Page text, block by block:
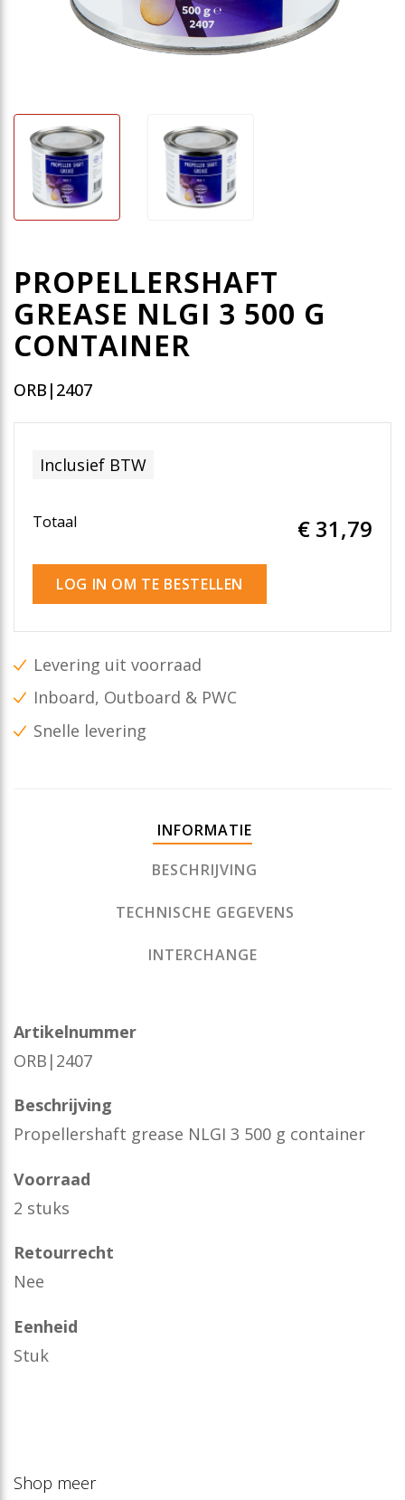
PROPELLERSHAFT
GREASE NLGI 3 500 G
CONTAINER
ORB|2407
Inclusief BTW
Totaal € 31,79
LOG IN OM TE BESTELLEN
Levering uit voorraad
Inboard, Outboard & PWC
Snelle levering
INFORMATIE
BESCHRIJVING
TECHNISCHE GEGEVENS
INTERCHANGE
Artikelnummer
ORB|2407
Beschrijving
Propellershaft grease NLGI 3 500 g container
Voorraad
2 stuks
Retourrecht
Nee
Eenheid
Stuk
Shop meer